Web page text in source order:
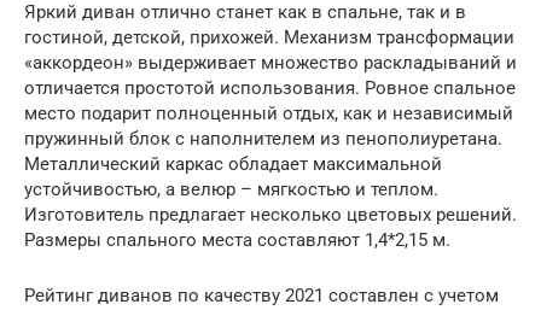
Яркий диван отлично станет как в спальне, так и в
гостиной, детской, прихожей. Механизм трансформации
«аккордеон» выдерживает множество раскладываний и
отличается простотой использования. Ровное спальное
место подарит полноценный отдых, как и независимый
пружинный блок с наполнителем из пенополиуретана.
Металлический каркас обладает максимальной
устойчивостью, а велюр – мягкостью и теплом.
Изготовитель предлагает несколько цветовых решений.
Размеры спального места составляют 1,4*2,15 м.
Рейтинг диванов по качеству 2021 составлен с учетом